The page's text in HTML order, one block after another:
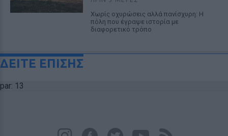
Χωρίς οχυρώσεις αλλά πανίσχυρη: Η
πόλη που έγραψε ιστορία με
διαφορετικό τρόπο
ΔΕΙΤΕ ΕΠΙΣΗΣ
par: 13